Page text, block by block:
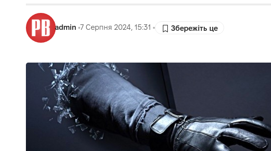
admin 7 Серпня 2024, 15:31